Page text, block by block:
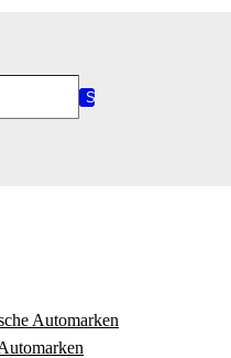
Automarken